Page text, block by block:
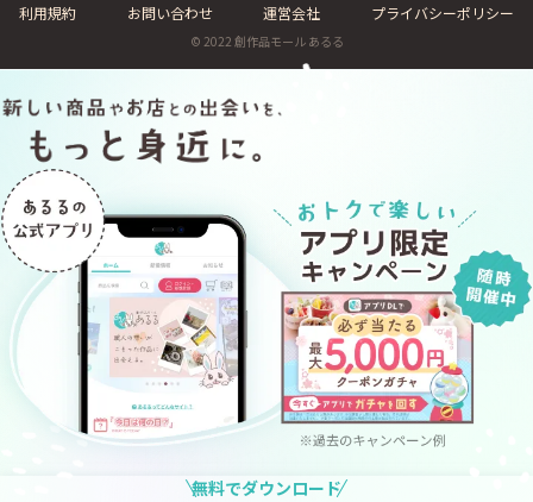
利用規約 お問い合わせ 運営会社 プライバシーポリシー
© 2022 創作品モール あるる
無料でダウンロード